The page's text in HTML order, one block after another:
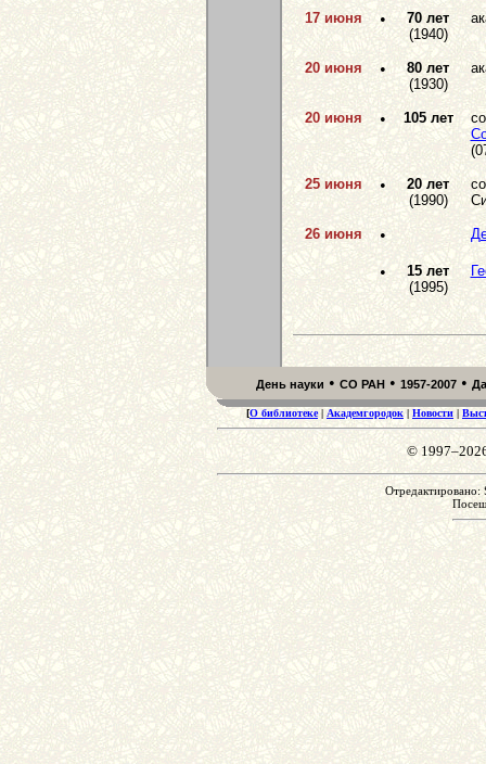
17 июня •
70 лет
(1940)
20 июня •
80 лет
(1930)
20 июня • 105 лет
25 июня •
20 лет
(1990)
26 июня •
•
15 лет
(1995)
День науки • СО РАН • 1957-2007 •
[О библиотеке| Академгородок | Новости |
©